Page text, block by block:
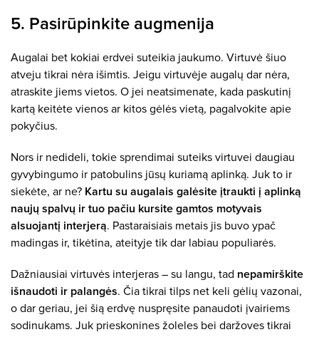
5. Pasirūpinkite augmenija
Augalai bet kokiai erdvei suteikia jaukumo. Virtuvė šiuo
atveju tikrai nėra išimtis. Jeigu virtuvėje augalų dar nėra,
atraskite jiems vietos. O jei neatsimenate, kada paskutinį
kartą keitėte vienos ar kitos gėlės vietą, pagalvokite apie
pokyčius.
Nors ir nedideli, tokie sprendimai suteiks virtuvei daugiau
gyvybingumo ir patobulins jūsų kuriamą aplinką. Juk to ir
siekėte, ar ne? Kartu su augalais galėsite įtraukti į aplinką
naujų spalvų ir tuo pačiu kursite gamtos motyvais
alsuojantį interjerą. Pastaraisiais metais jis buvo ypač
madingas ir, tikėtina, ateityje tik dar labiau populiarės.
Dažniausiai virtuvės interjeras – su langu, tad nepamirškite
išnaudoti ir palangės. Čia tikrai tilps net keli gėlių vazonai,
o dar geriau, jei šią erdvę nuspręsite panaudoti įvairiems
sodinukams. Juk prieskonines žoleles bei daržoves tikrai